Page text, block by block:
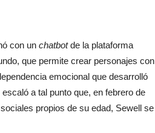
con un chatbotde la plataforma
que permite crear personajes con
emocional que desarrolló
a tal punto que, en febrero de
propios de su edad, Sewell se